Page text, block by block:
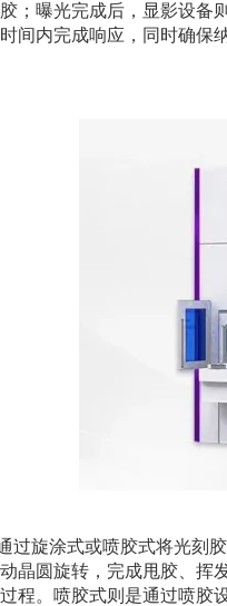
；曝光完成后，显影设备
间内完成响应，同时确保
过旋涂式或喷胶式将光刻
晶圆旋转，完成甩胶、挥
程。喷胶式则是通过喷胶